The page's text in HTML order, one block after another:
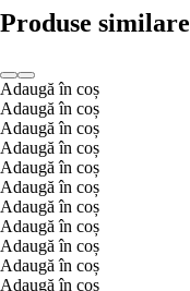
Produse similare
Adaugă în coș
Adaugă în coș
Adaugă în coș
Adaugă în coș
Adaugă în coș
Adaugă în coș
Adaugă în coș
Adaugă în coș
Adaugă în coș
Adaugă în coș
Adaugă în coș